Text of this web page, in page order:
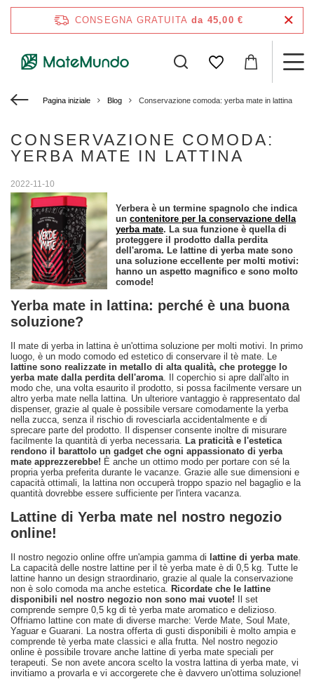
CONSEGNA GRATUITA da 45,00 €
Pagina iniziale Blog Conservazione comoda: yerba mate in lattina
CONSERVAZIONE COMODA:
YERBA MATE IN LATTINA
2022-11-10
Yerbera è un termine spagnolo che indica
un contenitore per la conservazione della
yerba mate. La sua funzione è quella di
proteggere il prodotto dalla perdita
dell'aroma. Le lattine di yerba mate sono
una soluzione eccellente per molti motivi:
hanno un aspetto magnifico e sono molto
comode!
Yerba mate in lattina: perché è una buona
soluzione?
Il mate di yerba in lattina è un'ottima soluzione per molti motivi. In primo
luogo, è un modo comodo ed estetico di conservare il tè mate. Le
lattine sono realizzate in metallo di alta qualità, che protegge lo
yerba mate dalla perdita dell'aroma. Il coperchio si apre dall'alto in
modo che, una volta esaurito il prodotto, si possa facilmente versare un
altro yerba mate nella lattina. Un ulteriore vantaggio è rappresentato dal
dispenser, grazie al quale è possibile versare comodamente la yerba
nella zucca, senza il rischio di rovesciarla accidentalmente e di
sprecare parte del prodotto. Il dispenser consente inoltre di misurare
facilmente la quantità di yerba necessaria. La praticità e l'estetica
rendono il barattolo un gadget che ogni appassionato di yerba
mate apprezzerebbe! È anche un ottimo modo per portare con sé la
propria yerba preferita durante le vacanze. Grazie alle sue dimensioni e
capacità ottimali, la lattina non occuperà troppo spazio nel bagaglio e la
quantità dovrebbe essere sufficiente per l'intera vacanza.
Lattine di Yerba mate nel nostro negozio
online!
Il nostro negozio online offre un'ampia gamma di lattine di yerba mate.
La capacità delle nostre lattine per il tè yerba mate è di 0,5 kg. Tutte le
lattine hanno un design straordinario, grazie al quale la conservazione
non è solo comoda ma anche estetica. Ricordate che le lattine
disponibili nel nostro negozio non sono mai vuote! Il set
comprende sempre 0,5 kg di tè yerba mate aromatico e delizioso.
Offriamo lattine con mate di diverse marche: Verde Mate, Soul Mate,
Yaguar e Guarani. La nostra offerta di gusti disponibili è molto ampia e
comprende tè yerba mate classici e alla frutta. Nel nostro negozio
online è possibile trovare anche lattine di yerba mate speciali per
terapeuti. Se non avete ancora scelto la vostra lattina di yerba mate, vi
invitiamo a provarla e vi accorgerete che è davvero un'ottima soluzione!